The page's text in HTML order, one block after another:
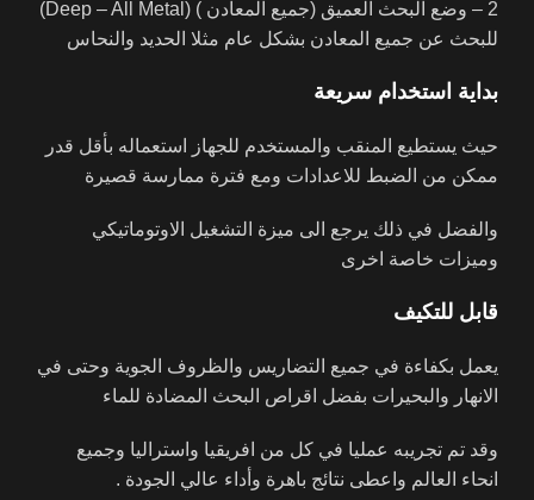
2 – وضع البحث العميق (جميع المعادن ) (Deep – All Metal)
للبحث عن جميع المعادن بشكل عام مثلا الحديد والنحاس
بداية استخدام سريعة
حيث يستطيع المنقب والمستخدم للجهاز استعماله بأقل قدر
ممكن من الضبط للاعدادات ومع فترة ممارسة قصيرة
والفضل في ذلك يرجع الى ميزة التشغيل الاوتوماتيكي
وميزات خاصة اخرى
قابل للتكيف
يعمل بكفاءة في جميع التضاريس والظروف الجوية وحتى في
الانهار والبحيرات بفضل اقراص البحث المضادة للماء
وقد تم تجريبه عمليا في كل من افريقيا واستراليا وجميع
انحاء العالم واعطى نتائج باهرة وأداء عالي الجودة .